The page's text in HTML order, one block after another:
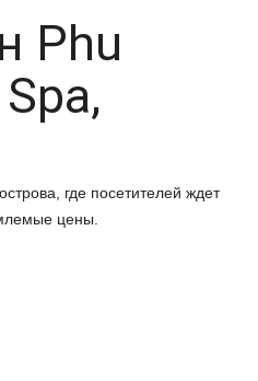
Phu
где посетителей ждет
цены.